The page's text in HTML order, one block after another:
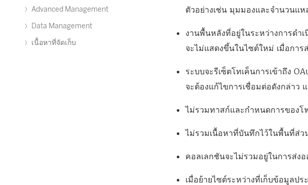
Advanced Management
Data Management
เนื้อหาที่จัดเก็บ
ตัวอย่างเช่น มุมมองและจำนวนแ
งานพื้นหลังที่อยู่ในระหว่างการดำ
จะไม่แสดงขึ้นในไซต์ใหม่ เมื่อกา
ระบบจะรีเซ็ตโทเค็นการเข้าถึง
จะต้องแก้ไขการเชื่อมต่อดังกล่าว
ไม่รวมทาสก์และกำหนดการของโ
ไม่รวมเนื้อหาที่บันทึกไว้ในพื้นที่ส่ว
คอลเลกชันจะไม่รวมอยู่ในการส่ง
เมื่อย้ายไซต์ระหว่างที่เก็บข้อมูลป